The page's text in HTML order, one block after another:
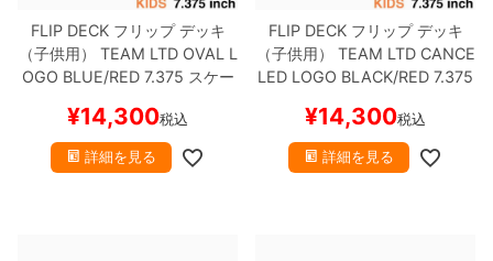
FLIP DECKフリップデッキ
（子供用）
TEAM LTD OVAL L
OGO BLUE/RED 7.375 スケー
¥14,300税込
詳細を見る
FLIP DECKフリップデッキ
（子供用）
TEAM LTD CANCE
LED LOGO BLACK/RED 7.375
¥14,300税込
詳細を見る